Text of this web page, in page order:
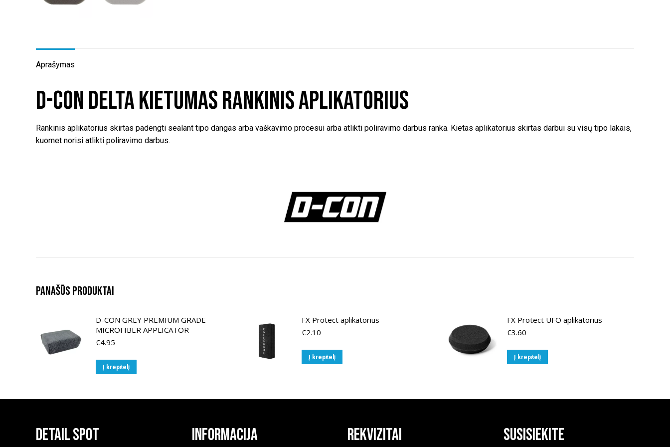
Aprašymas
D-CON Delta kietumas rankinis aplikatorius
Rankinis aplikatorius skirtas padengti sealant tipo dangas arba vaškavimo procesui arba atlikti poliravimo darbus ranka. Kietas aplikatorius skirtas darbui su visų tipo lakais,
kuomet norisi atlikti poliravimo darbus.
Panašūs produktai
D-CON GREY PREMIUM GRADE
MICROFIBER APPLICATOR
€4.95
Į krepšelį
FX Protect aplikatorius
€2.10
Į krepšelį
FX Protect UFO aplikatorius
€3.60
Į krepšelį
Detail Spot Informacija Rekvizitai Susisiekite